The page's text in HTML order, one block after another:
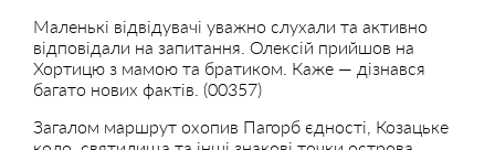
Маленькі відвідувачі уважно слухали та активно
відповідали на запитання. Олексій прийшов на
Хортицю з мамою та братиком. Каже — дізнався
багато нових фактів. (00357)
Загалом маршрут охопив Пагорб єдності, Козацьке